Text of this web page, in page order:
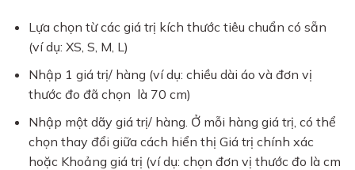
Lựa chọn từ các giá trị kích thước tiêu chuẩn có sẵn
(ví dụ: XS, S, M, L)
Nhập 1 giá trị/ hàng (ví dụ: chiều dài áo và đơn vị
thước đo đã chọn là 70 cm)
Nhập một dãy giá trị/ hàng. Ở mỗi hàng giá trị, có thể
chọn thay đổi giữa cách hiển thị Giá trị chính xác
hoặc Khoảng giá trị (ví dụ: chọn đơn vị thước đo là cm